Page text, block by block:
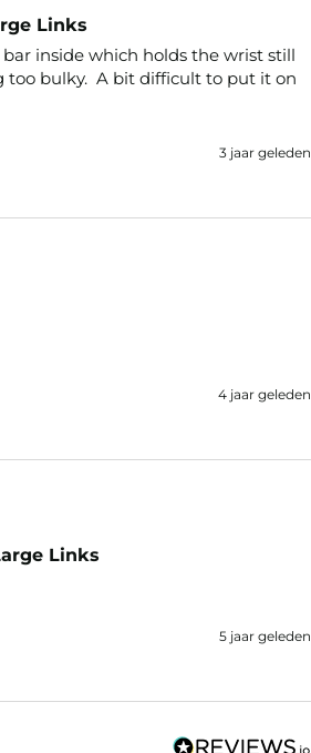
Links
inside which holds the wrist still
bulky.  A bit difficult to put it on
3 jaar geleden
4 jaar geleden
Links
5 jaar geleden